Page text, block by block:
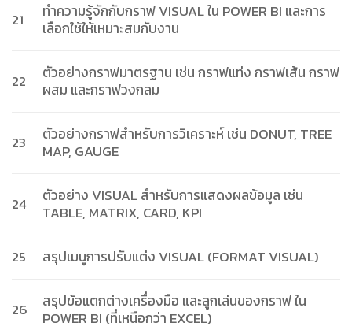
21
ทำความรู้จักกับกราฟ VISUAL ใน POWER BI และการ
เลือกใช้ให้เหมาะสมกับงาน
22
ตัวอย่างกราฟมาตรฐาน เช่น กราฟแท่ง กราฟเส้น กราฟ
ผสม และกราฟวงกลม
23
ตัวอย่างกราฟสำหรับการวิเคราะห์ เช่น DONUT, TREE
MAP, GAUGE
24
ตัวอย่าง VISUAL สำหรับการแสดงผลข้อมูล เช่น
TABLE, MATRIX, CARD, KPI
25 สรุปเมนูการปรับแต่ง VISUAL (FORMAT VISUAL)
26
สรุปข้อแตกต่างเครื่องมือ และลูกเล่นของกราฟ ใน
POWER BI (ที่เหนือกว่า EXCEL)